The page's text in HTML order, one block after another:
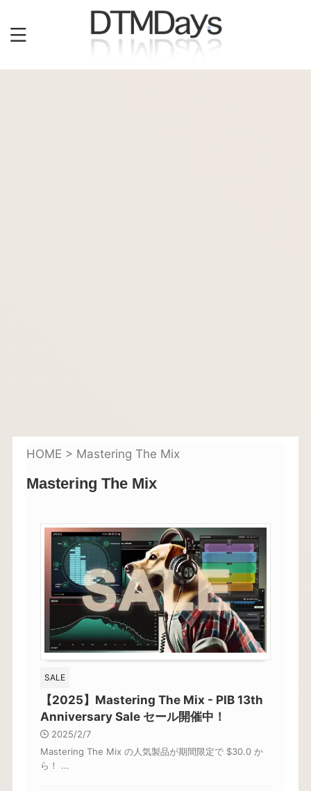
HOME > Mastering The Mix
Mastering The Mix
SALE
【2025】Mastering The Mix - PIB 13th
Anniversary Sale セール開催中！
2025/2/7
Mastering The Mix の人気製品が期間限定で $30.0 か
ら！ ...